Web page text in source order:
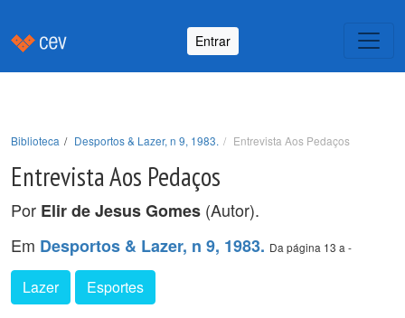
Entrar
Biblioteca Desportos & Lazer, n 9, 1983. Entrevista Aos Pedaços
Entrevista Aos Pedaços
Por Elir de Jesus Gomes (Autor).
Em Desportos & Lazer, n 9, 1983. Da página 13 a -
Lazer Esportes